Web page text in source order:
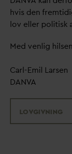
hvis den
lov eller politisk
Med venlig hilsen
Carl-Emil Larsen
DANVA
LOVGIVNING